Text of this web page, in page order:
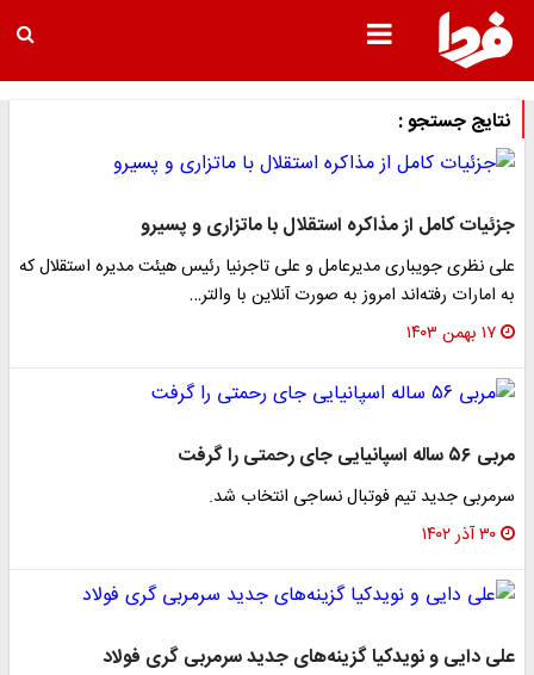
نتایج جستجو :
جزئیات کامل از مذاکره استقلال با ماتزاری و پسیرو
علی نظری جویباری مدیرعامل و علی تاجرنیا رئیس هیئت مدیره استقلال که
به امارات رفته‌اند امروز به صورت آنلاین با والتر…
۱۷ بهمن ۱۴۰۳
مربی ۵۶ ساله اسپانیایی جای رحمتی را گرفت
سرمربی جدید تیم فوتبال نساجی انتخاب شد.
۳۰ آذر ۱۴۰۲
علی دایی و نویدکیا گزینه‌های جدید سرمربی گری فولاد